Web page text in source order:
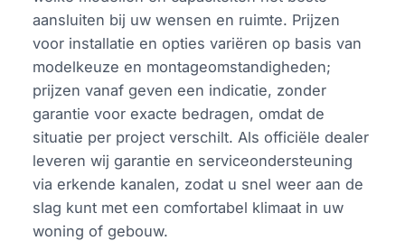
aansluiten bij uw wensen en ruimte. Prijzen
voor installatie en opties variëren op basis van
modelkeuze en montageomstandigheden;
prijzen vanaf geven een indicatie, zonder
garantie voor exacte bedragen, omdat de
situatie per project verschilt. Als officiële dealer
leveren wij garantie en serviceondersteuning
via erkende kanalen, zodat u snel weer aan de
slag kunt met een comfortabel klimaat in uw
woning of gebouw.